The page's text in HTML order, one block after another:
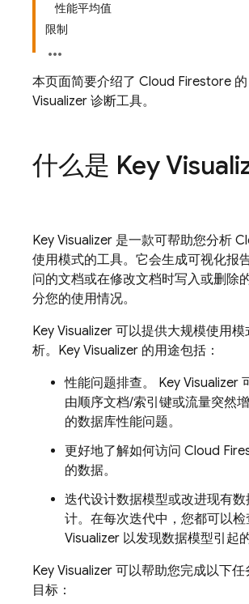
性能平均值
限制
本页面简要介绍了 Cloud Firestore
Visualizer 诊断工具。
什么是 Key
Key Visualizer 是一款可帮助您分析
使用模式的工具。它会生成可视化报
问的文档或在修改文档时写入或删除
分您的使用情况。
Key Visualizer 可以提供大规模使用
析。Key Visualizer 的用途包括：
性能问题排查。 Key Visualizer
由顺序文档/索引键或流量突然
的数据库性能问题。
更好地了解如何访问 Cloud
的数据。
迭代设计数据模型或改进现有
计。在每次迭代中，您都可以检
Visualizer 以发现数据模型引起
Key Visualizer 可以帮助您完成以下
目标：